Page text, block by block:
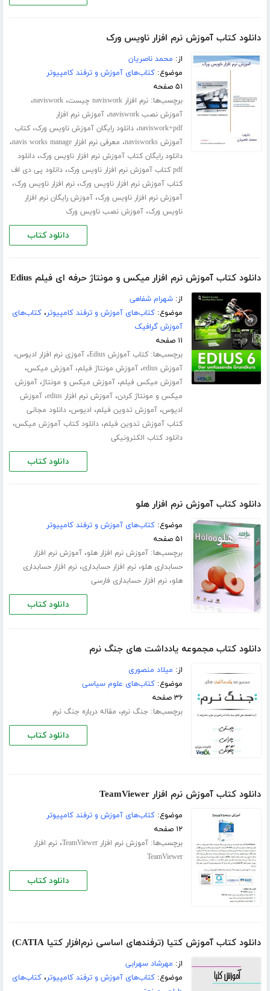
دانلود کتاب آموزش نرم افزار ناویس ورک
از: محمد ناصریان
موضوع:کتاب‌های آموزش و ترفند کامپیوتر
۵۱ صفحه
برچسب‌ها:نرم افزار naviswork چیست ،naviswork،
آموزش نصب naviswork ،آموزش نرم افزار
naviswork+pdf،دانلود رایگان آموزش ناویس ورک،کتاب
آموزش navisworks
، معرفی نرم افزار navis works manage ،
دانلود رایگان کتاب آموزش نرم افزار ناویس ورک،دانلود
pdf کتاب آموزش نرم افزار ناویس ورک
،دانلود پی دی اف
کتاب آموزش نرم افزار ناویس ورک،نرم افزار ناویس ورک،
آموزش نرم افزار ناویس ورک،آموزش رایگان نرم افزار
ناویس ورک،آموزش نصب ناویس ورک
دانلود کتاب
دانلود کتاب آموزش نرم افزار میکس و مونتاژ حرفه ای فیلم Edius
از:شهرام شفاهی
موضوع:کتاب‌های آموزش و ترفند کامپیوتر،کتاب‌های
آموزش گرافیک
۱۱ صفحه
برچسب‌ها:کتاب آموزش Edius ،آموزی نرم افزار ادیوس،
آموزش edius ،آموزش مونتاژ فیلم،آموزش میکس،
آموزش میکس فیلم،آموزش میکس و مونتاژ،آموزش
میکس و مونتاژ کردن،آموزش نرم افزار edius ،آموزش
ادیوس،آموزش تدوین فیلم، ادیوس،دانلود مجانی
کتاب آموزش تدوین فیلم،دانلود کتاب آموزش میکس،
دانلود کتاب الکترونیکی
دانلود کتاب
دانلود کتاب آموزش نرم افزار هلو
موضوع:کتاب‌های آموزش و ترفند کامپیوتر
۵۱ صفحه
برچسب‌ها:آموزش نرم افزار هلو،آموزش نرم افزار
حسابداری هلو،نرم افزار حسابداری،نرم افزار حسابداری
هلو،نرم افزار حسابداری فارسی
دانلود کتاب
دانلود کتاب مجموعه یادداشت های جنگ نرم
از: میلاد منصوری
موضوع:کتاب‌های علوم سیاسی
۳۶ صفحه
برچسب‌ها: جنگ نرم، مقاله درباره جنگ نرم
دانلود کتاب
دانلود کتاب آموزش نرم افزار TeamViewer
موضوع:کتاب‌های آموزش و ترفند کامپیوتر
۱۲ صفحه
برچسب‌ها:آموزش نرم افزار TeamViewer ،نرم افزار
TeamViewer
دانلود کتاب
دانلود کتاب آموزش کتیا (ترفندهای اساسی نرم‌افزار کتیا CATIA)
از: مهرشاد سهرابی
موضوع:کتاب‌های آموزش و ترفند کامپیوتر،کتاب‌های